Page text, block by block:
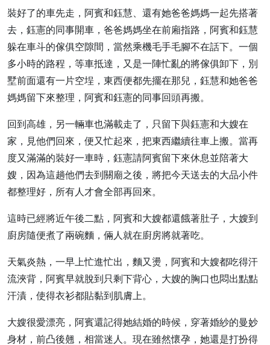
裝好了的車先走，阿賓和鈺慧、還有她爸爸媽媽一起先搭著
去，鈺憲的同事開車，爸爸媽媽坐在前廂指路，阿賓和鈺慧
躲在車斗的傢俱空隙間，當然乘機毛手毛腳不在話下。一個
多小時的路程，等車抵達，又是一陣忙亂的將傢俱卸下，別
墅前面還有一片空埕，東西便都先擺在那兒，鈺慧和她爸爸
媽媽留下來整理，阿賓和鈺憲的同事回頭再搬。
回到高雄，另一輛車也滿載走了，只留下與鈺憲和大嫂在
家，見他們回來，便又忙起來，把東西繼續往車上搬。當再
度又滿滿的裝好一車時，鈺憲請阿賓留下來休息並陪著大
嫂，因為這趟他們去到關廟之後，將把今天送去的大品小件
都整理好，所有人才會全部再回來。
這時已經將近午後二點，阿賓和大嫂都還餓著肚子，大嫂到
廚房隨便煮了兩碗麵，倆人就在廚房將就著吃。
天氣炎熱，一早上忙進忙出，麵又燙，阿賓和大嫂都吃得汗
流浹背，阿賓早就脫到只剩下背心，大嫂的胸口也悶出點點
汗漬，使得衣衫都貼黏到肌膚上。
大嫂很愛漂亮，阿賓還記得她結婚的時候，穿著婚紗的曼妙
身材，前凸後翹，相當迷人。現在雖然懷孕，她還是打扮得